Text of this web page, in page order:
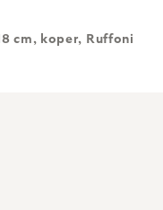
cm, koper, Ruffoni